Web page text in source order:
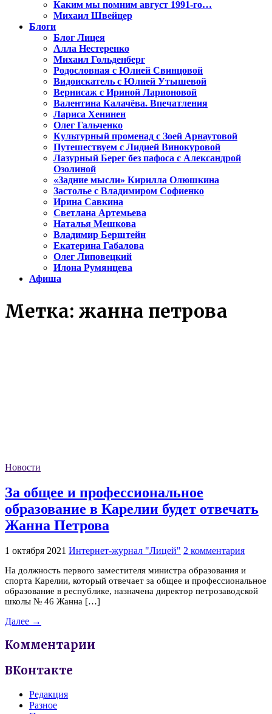
Каким мы помним август 1991-го…
Михаил Швейцер
Блоги
Блог Лицея
Алла Нестеренко
Михаил Гольденберг
Родословная с Юлией Свинцовой
Видоискатель с Юлией Утышевой
Вернисаж с Ириной Ларионовой
Валентина Калачёва. Впечатления
Лариса Хенинен
Олег Гальченко
Культурный променад с Зоей Арнаутовой
Путешествуем с Лидией Винокуровой
Лазурный Берег без пафоса с Александрой
Озолиной
«Задние мысли» Кирилла Олюшкина
Застолье с Владимиром Софиенко
Ирина Савкина
Светлана Артемьева
Наталья Мешкова
Владимир Берштейн
Екатерина Габалова
Олег Липовецкий
Илона Румянцева
Афиша
Метка: жанна петрова
Новости
За общее и профессиональное
образование в Карелии будет отвечать
Жанна Петрова
1 октября 2021 Интернет-журнал "Лицей" 2 комментария
На должность первого заместителя министра образования и
спорта Карелии, который отвечает за общее и профессиональное
образование в республике, назначена директор петрозаводской
школы № 46 Жанна […]
Далее →
Комментарии
ВКонтакте
Редакция
Разное